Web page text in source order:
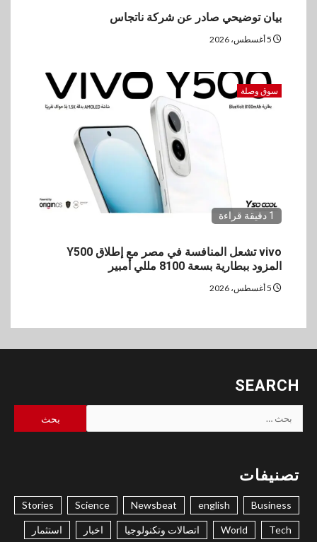
بيان توضيحي صادر عن شركة ناتجاس
سوق وصلة
1 دقيقة قراءة
vivo تشعل المنافسة في مصر مع إطلاق Y500
المزود ببطارية بسعة 8100 مللي أمبير
SEARCH
البحث
عن:
تصنيفات
Business
english
Newsbeat
Science
Stories
Tech
World اتصالات وتكنولوجيا اخبار استثمار